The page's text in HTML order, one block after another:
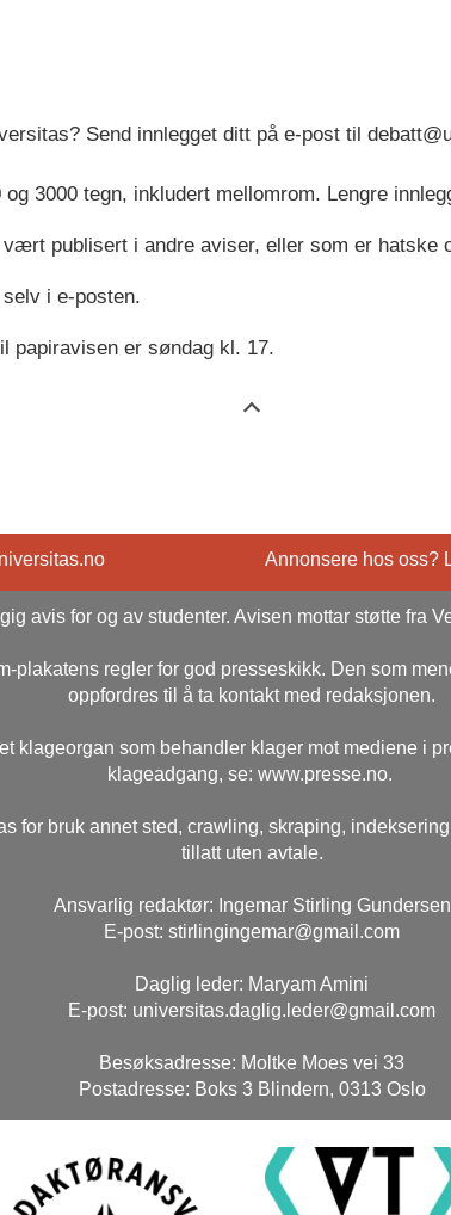
Send innlegget ditt på e-post til
3000 tegn, inkludert mellomrom. Lengre
publisert i andre aviser, eller som er hatske
i e-posten.
papiravisen er søndag kl. 17.
Annonsere hos oss?
avis for og av studenter. Avisen mottar støtte fra
plakatens regler for god presseskikk. Den som
oppfordres til å ta kontakt med redaksjonen.
klageorgan som behandler klager mot mediene i
klageadgang, se: www.presse.no.
for bruk annet sted, crawling, skraping,
tillatt uten avtale.
Ansvarlig redaktør: Ingemar Stirling Gundersen
E-post: stirlingingemar@gmail.com
Daglig leder: Maryam Amini
E-post: universitas.daglig.leder@gmail.com
Besøksadresse: Moltke Moes vei 33
Postadresse: Boks 3 Blindern, 0313 Oslo